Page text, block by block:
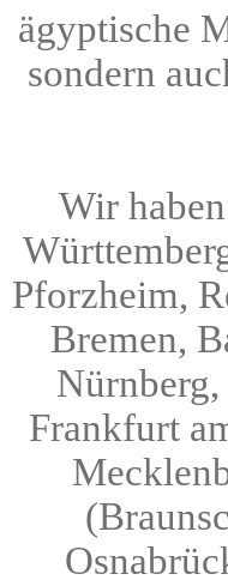
ägyptische
sondern
Wir
Pforzheim,
Bremen,
Frankfurt